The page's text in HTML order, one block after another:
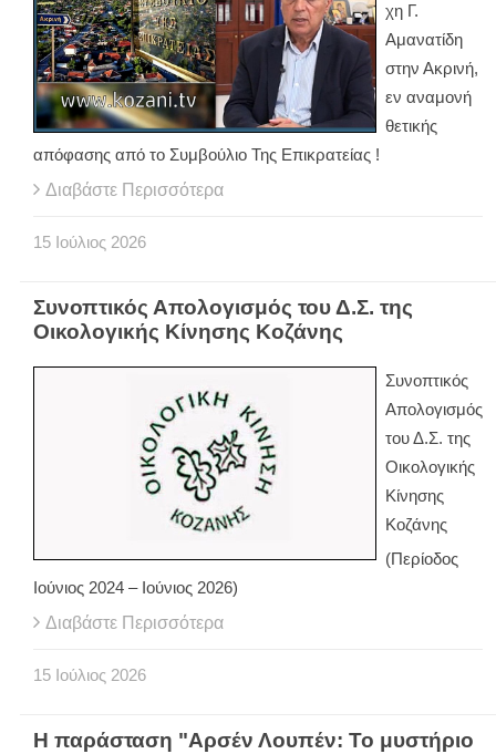
χη Γ.
Αμανατίδη
στην Ακρινή,
εν αναμονή
θετικής
απόφασης από το Συμβούλιο Της Επικρατείας !
Διαβάστε Περισσότερα
15 Ιούλιος 2026
Συνοπτικός Απολογισμός του Δ.Σ. της
Οικολογικής Κίνησης Κοζάνης
Συνοπτικός
Απολογισμός
του Δ.Σ. της
Οικολογικής
Κίνησης
Κοζάνης
(Περίοδος
Ιούνιος 2024 – Ιούνιος 2026)
Διαβάστε Περισσότερα
15 Ιούλιος 2026
Η παράσταση "Αρσέν Λουπέν: Το μυστήριο